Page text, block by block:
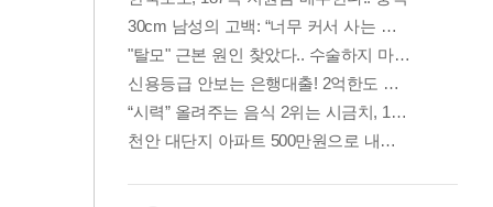
금융
가상자산' 관리한다